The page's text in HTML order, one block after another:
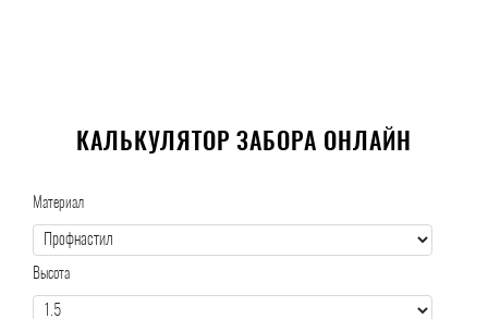
КАЛЬКУЛЯТОР ЗАБОРА ОНЛАЙН
Материал
Высота